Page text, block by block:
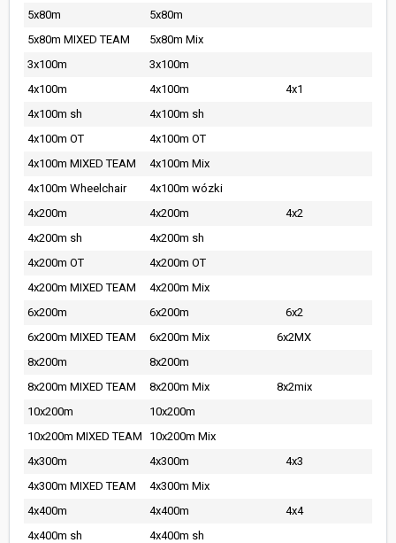
5x80m
5x80m
5x80m MIXED TEAM
5x80m Mix
3x100m
3x100m
4x100m
4x100m
4x1
4x100m sh
4x100m sh
4x100m OT
4x100m OT
4x100m MIXED TEAM
4x100m Mix
4x100m Wheelchair
4x100m wózki
4x200m
4x200m
4x2
4x200m sh
4x200m sh
4x200m OT
4x200m OT
4x200m MIXED TEAM
4x200m Mix
6x200m
6x200m
6x2
6x200m MIXED TEAM
6x200m Mix
6x2MX
8x200m
8x200m
8x200m MIXED TEAM
8x200m Mix
8x2mix
10x200m
10x200m
10x200m MIXED TEAM
10x200m Mix
4x300m
4x300m
4x3
4x300m MIXED TEAM
4x300m Mix
4x400m
4x400m
4x4
4x400m sh
4x400m sh